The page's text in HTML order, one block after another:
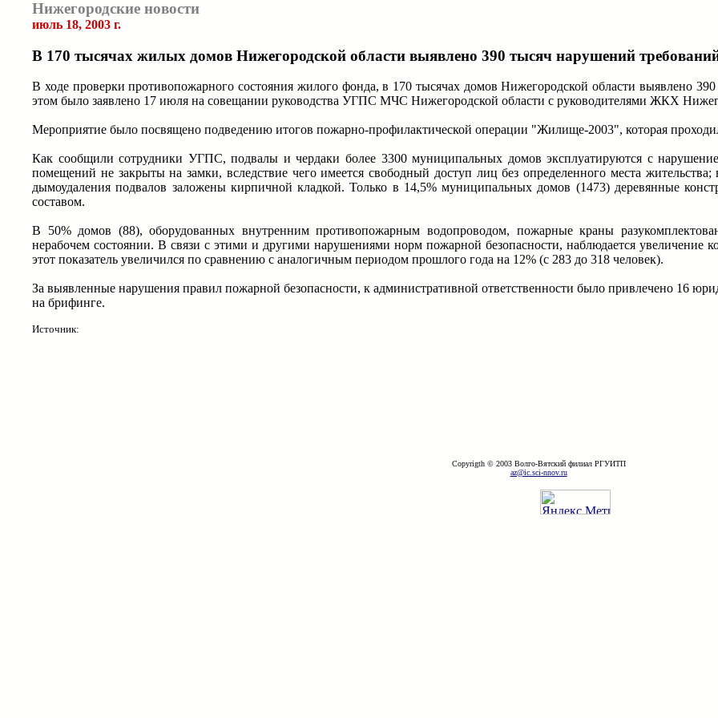
Нижегородские новости
июль 18, 2003 г.
В 170 тысячах жилых домов Нижегородской области выявлено 390 тысяч нарушений
В ходе проверки противопожарного состояния жилого фонда, в 170 тысячах домов Нижегородской области выявлено
этом было заявлено 17 июля на совещании руководства УГПС МЧС Нижегородской области с руководителями ЖКХ
Мероприятие было посвящено подведению итогов пожарно-профилактической операции "Жилище-2003", которая
Как сообщили сотрудники УГПС, подвалы и чердаки более 3300 муниципальных домов эксплуатируются с
помещений не закрыты на замки, вследствие чего имеется свободный доступ лиц без определенного места
дымоудаления подвалов заложены кирпичной кладкой. Только в 14,5% муниципальных домов (1473) деревянные
составом.
В 50% домов (88), оборудованных внутренним противопожарным водопроводом, пожарные краны
нерабочем состоянии. В связи с этими и другими нарушениями норм пожарной безопасности, наблюдается увеличение
этот показатель увеличился по сравнению с аналогичным периодом прошлого года на 12% (с 283 до 318 человек).
За выявленные нарушения правил пожарной безопасности, к административной ответственности было привлечено 16
на брифинге.
Источник:
Copyrigth © 2003 Волго-Вятский филиал РГУИТП
az@ic.sci-nnov.ru